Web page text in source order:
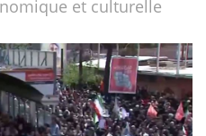
et culturelle